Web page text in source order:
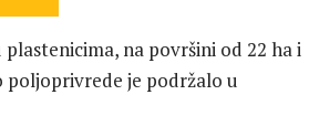
na površini od 22 ha i
poljoprivrede je podržalo u